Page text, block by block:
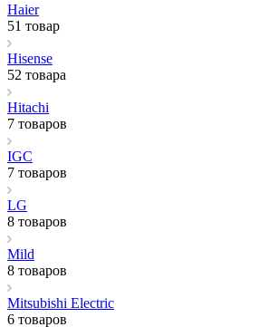
Haier
51 товар
Hisense
52 товара
Hitachi
7 товаров
IGC
7 товаров
LG
8 товаров
Mild
8 товаров
Mitsubishi Electric
6 товаров